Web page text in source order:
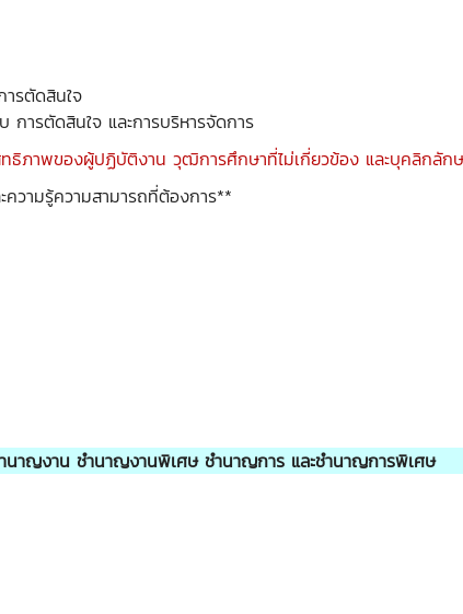
รตัดสินใจ
ารตัดสินใจ และการบริหารจัดการ
ทธิภาพของผู้ปฏิบัติงาน วุฒิการศึกษาที่ไม่เกี่ยวข้อง และบุคลิกลั
ามรู้ความสามารถที่ต้องการ**
ดับชำนาญงาน ชำนาญงานพิเศษ ชำนาญการ และชำนาญการ